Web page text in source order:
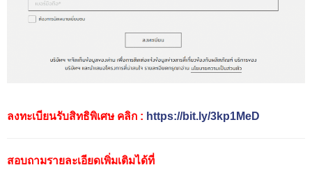
ลงทะเบียนรับสิทธิพิเศษ คลิก : https://bit.ly/3kp1MeD
สอบถามรายละเอียดเพิ่มเติมได้ที่